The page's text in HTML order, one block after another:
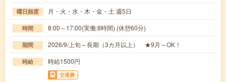
曜日頻度 月・火・水・木・金・土 週5日
時間 8:00～17:00(実働:8時間) (休憩60分)
期間 2026/9/上旬～長期（3カ月以上） ★9月～OK！
時給 時給1500円
交通費